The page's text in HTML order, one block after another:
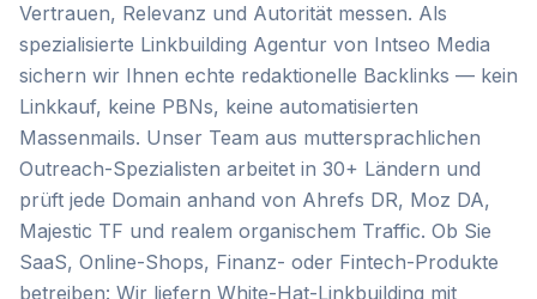
Vertrauen, Relevanz und Autorität messen. Als
spezialisierte Linkbuilding Agentur von Intseo Media
sichern wir Ihnen echte redaktionelle Backlinks — kein
Linkkauf, keine PBNs, keine automatisierten
Massenmails. Unser Team aus muttersprachlichen
Outreach-Spezialisten arbeitet in 30+ Ländern und
prüft jede Domain anhand von Ahrefs DR, Moz DA,
Majestic TF und realem organischem Traffic. Ob Sie
SaaS, Online-Shops, Finanz- oder Fintech-Produkte
betreiben: Wir liefern White-Hat-Linkbuilding mit